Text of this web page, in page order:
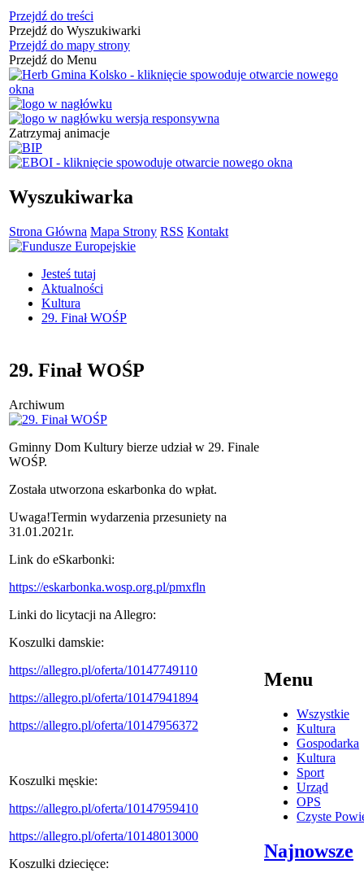
Przejdź do treści
Przejdź do Wyszukiwarki
Przejdź do mapy strony
Przejdź do Menu
Zatrzymaj animacje
Wyszukiwarka
Strona Główna Mapa Strony RSS Kontakt
Jesteś tutaj
Aktualności
Kultura
29. Finał WOŚP
29. Finał WOŚP
Archiwum
Gminny Dom Kultury bierze udział w 29. Finale
WOŚP.
Została utworzona eskarbonka do wpłat.
Uwaga!Termin wydarzenia przesuniety na
31.01.2021r.
Link do eSkarbonki:
https://eskarbonka.wosp.org.pl/pmxfln
Linki do licytacji na Allegro:
Koszulki damskie:
https://allegro.pl/oferta/10147749110
https://allegro.pl/oferta/10147941894
https://allegro.pl/oferta/10147956372
Koszulki męskie:
https://allegro.pl/oferta/10147959410
https://allegro.pl/oferta/10148013000
Koszulki dziecięce:
Menu
Wszystkie
Kultura
Gospodarka
Kultura
Sport
Urząd
OPS
Czyste
Najnowsze